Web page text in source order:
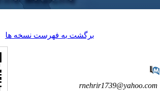
برگشت به فهرست نسخه ها
rnehrir1739@yahoo.com